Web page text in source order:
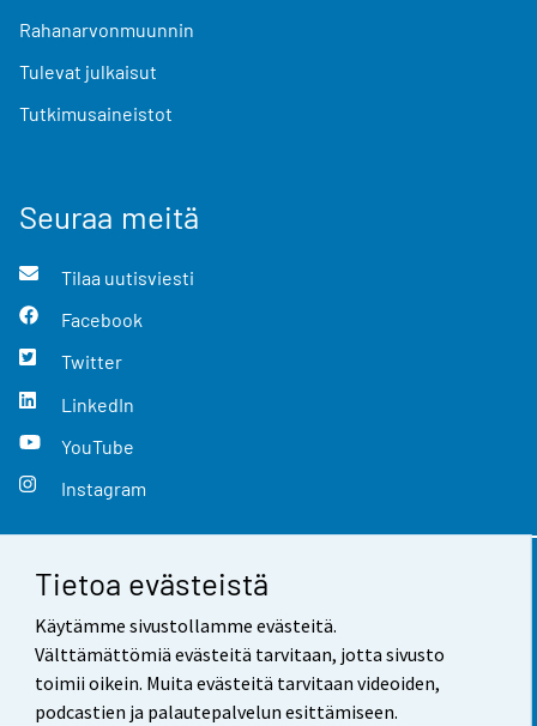
Tietoa evästeistä
Käytämme sivustollamme evästeitä.
Välttämättömiä evästeitä tarvitaan, jotta sivusto
toimii oikein. Muita evästeitä tarvitaan videoiden,
podcastien ja palautepalvelun esittämiseen.
Rahanarvonmuunnin
Tulevat julkaisut
Tutkimusaineistot
Seuraa meitä
Tilaa uutisviesti
Facebook
Twitter
LinkedIn
YouTube
Instagram
Yhteystiedot
Palaute
Käyttöehdot